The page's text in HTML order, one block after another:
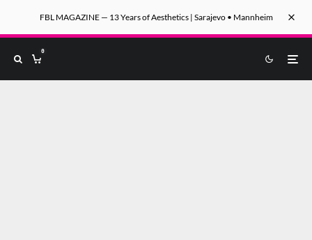
FBL MAGAZINE — 13 Years of Aesthetics | Sarajevo • Mannheim
0